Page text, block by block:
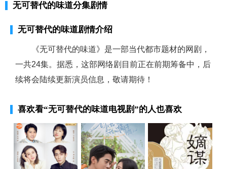
无可替代的味道分集剧情
无可替代的味道剧情介绍
《无可替代的味道》是一部当代都市题材的网剧，
一共24集。据悉，这部网络剧目前正在前期筹备中，后
续将会陆续更新演员信息，敬请期待！
喜欢看“无可替代的味道电视剧”的人也喜欢